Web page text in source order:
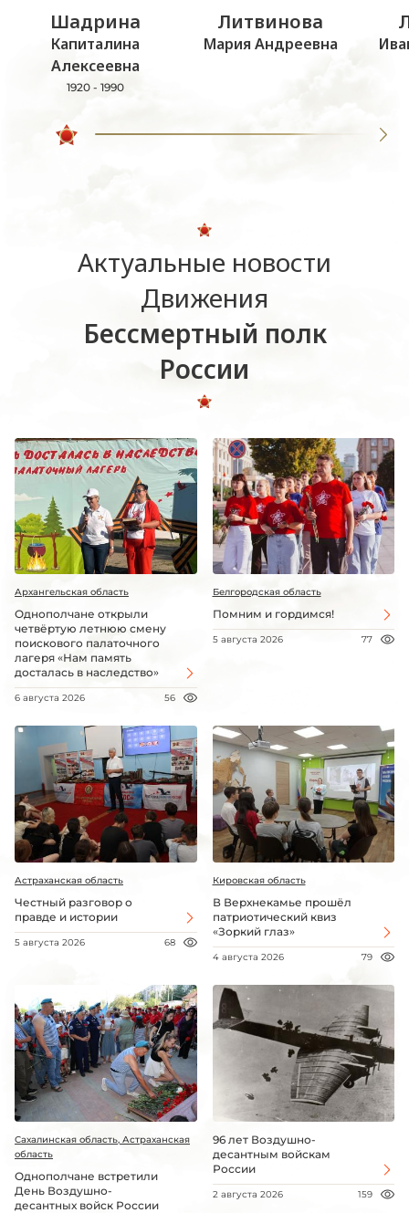
Шадрина
Капиталина
Алексеевна
1920 - 1990
Литвинова
Мария Андреевна
Актуальные новости
Движения
Бессмертный полк
России
Архангельская область
Однополчане открыли
четвёртую летнюю смену
поискового палаточного
лагеря «Нам память
досталась в наследство»
6 августа 2026 56
Белгородская область
Помним и гордимся!
5 августа 2026 77
Астраханская область
Честный разговор о
правде и истории
5 августа 2026 68
Кировская область
В Верхнекамье прошёл
патриотический квиз
«Зоркий глаз»
4 августа 2026 79
Сахалинская область, Астраханская
область
Однополчане встретили
День Воздушно-
десантных войск России
96 лет Воздушно-
десантным войскам
России
2 августа 2026 159